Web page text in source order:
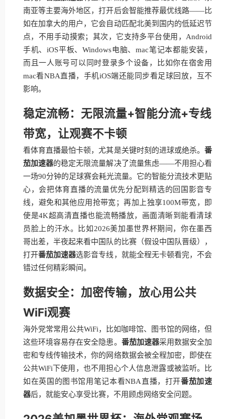
南亚等主要海外地区，打开后会智能推荐最优线路——比
如在加拿大的用户，它会自动匹配北美到国内的低延迟节
点，不用手动摸索；其次，它支持多平台使用，Android
手机、iOS平板、Windows电脑、mac笔记本都能安装，
而且一人账号可以同时登录多个设备，比如你在宿舍用
mac看NBA直播，手机iOS端还能同步看足球回放，互不
影响。
稳定流畅：无限流量+智能分流+专线
带宽，让观赛不卡顿
看体育直播最怕卡顿，尤其是关键时刻的进球或绝杀。 番
茄加速器的稳定无限流量解决了流量焦虑——不用担心看
一场90分钟的足球赛会耗光流量。它的智能分流技术更贴
心，会把体育直播的流量优先分配到精选的回国影音专
线，避免和其他应用抢带宽；再加上独享100M带宽，即
使是4K超高清直播也能流畅播放，画面清晰到能看清球
员脸上的汗水。比如2026美加墨世界杯期间，你在墨西
哥出差，半夜起来看中国队的比赛（假设中国队晋级），
打开番茄加速器选影音专线，就能全程无卡顿看完，不会
错过任何精彩瞬间。
数据安全：加密传输，放心用公共
WiFi观赛
海外党常常用公共WiFi，比如咖啡馆、图书馆的网络，但
这些环境容易存在安全隐患。 番茄加速器采用数据安全加
密和专线传输技术，你的网络数据会被全程加密，即使在
公共WiFi下使用，也不用担心个人信息泄露或被监听。比
如在英国的图书馆用笔记本看NBA直播，打开番茄加速
器后，就能安心享受比赛，不用顾虑网络安全问题。